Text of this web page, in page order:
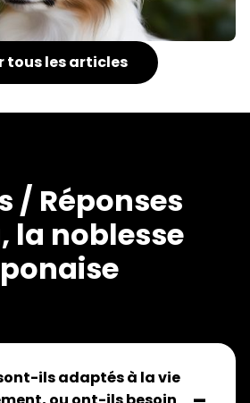
tous les articles
/ Réponses
la noblesse
ils adaptés à la vie